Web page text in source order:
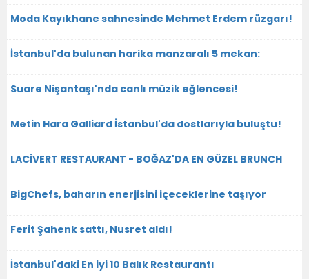
Moda Kayıkhane sahnesinde Mehmet Erdem rüzgarı!
İstanbul'da bulunan harika manzaralı 5 mekan:
Suare Nişantaşı'nda canlı müzik eğlencesi!
Metin Hara Galliard İstanbul'da dostlarıyla buluştu!
LACİVERT RESTAURANT - BOĞAZ'DA EN GÜZEL BRUNCH
BigChefs, baharın enerjisini içeceklerine taşıyor
Ferit Şahenk sattı, Nusret aldı!
İstanbul'daki En iyi 10 Balık Restaurantı